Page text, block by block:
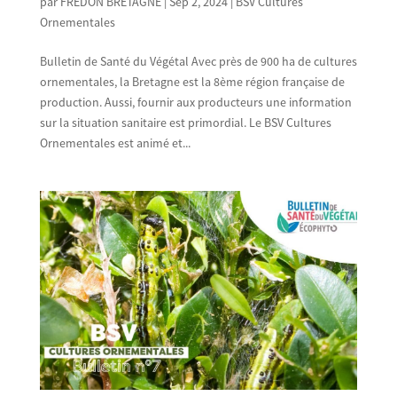
Ornementales
Bulletin de Santé du Végétal Avec près de 900 ha de cultures
ornementales, la Bretagne est la 8ème région française de
production. Aussi, fournir aux producteurs une information
sur la situation sanitaire est primordial. Le BSV Cultures
Ornementales est animé et...